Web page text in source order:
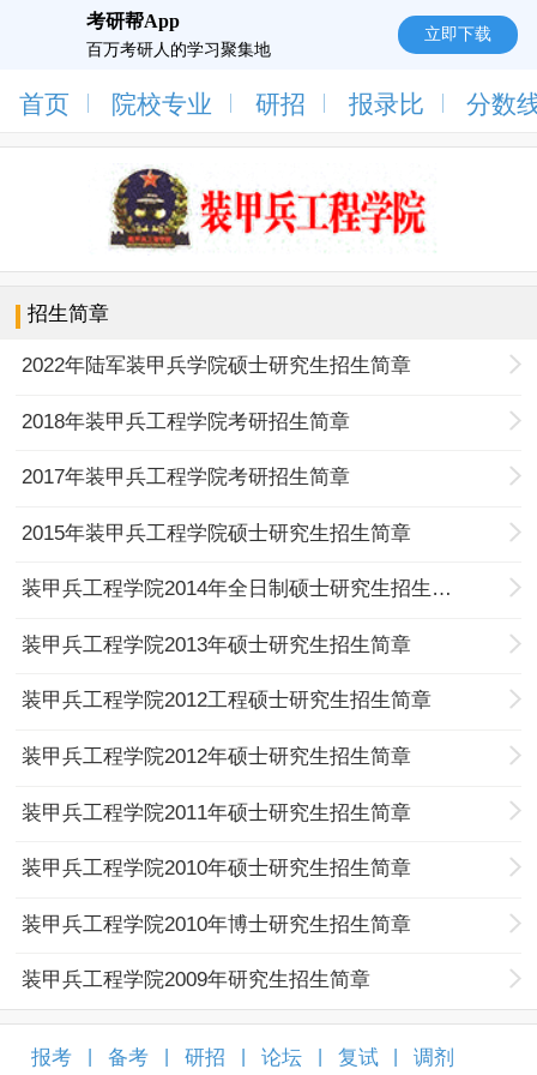
考研帮App
百万考研人的学习聚集地
立即下载
首页 院校专业 研招 报录比 分数
招生简章
2022年陆军装甲兵学院硕士研究生招生简章
2018年装甲兵工程学院考研招生简章
2017年装甲兵工程学院考研招生简章
2015年装甲兵工程学院硕士研究生招生简章
装甲兵工程学院2014年全日制硕士研究生招生简章
装甲兵工程学院2013年硕士研究生招生简章
装甲兵工程学院2012工程硕士研究生招生简章
装甲兵工程学院2012年硕士研究生招生简章
装甲兵工程学院2011年硕士研究生招生简章
装甲兵工程学院2010年硕士研究生招生简章
装甲兵工程学院2010年博士研究生招生简章
装甲兵工程学院2009年研究生招生简章
报考 备考 研招 论坛 复试 调剂